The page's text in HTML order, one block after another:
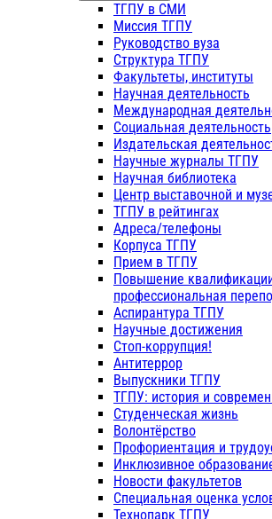
ТГПУ в СМИ
Миссия ТГПУ
Руководство вуза
Структура ТГПУ
Факультеты, институты
Научная деятельность
Международная
Социальная деятельность
Издательская
Научные журналы ТГПУ
Научная библиотека
Центр выставочной и
ТГПУ в рейтингах
Адреса/телефоны
Корпуса ТГПУ
Прием в ТГПУ
Повышение
профессиональная
Аспирантура ТГПУ
Научные достижения
Стоп-коррупция!
Антитеррор
Выпускники ТГПУ
ТГПУ: история и
Студенческая жизнь
Волонтёрство
Профориентация и
Инклюзивное
Новости факультетов
Специальная оценка
Технопарк ТГПУ